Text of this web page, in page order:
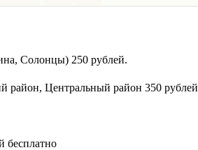
Солонцы) 250 рублей.
район, Центральный район 350 рублей
бесплатно